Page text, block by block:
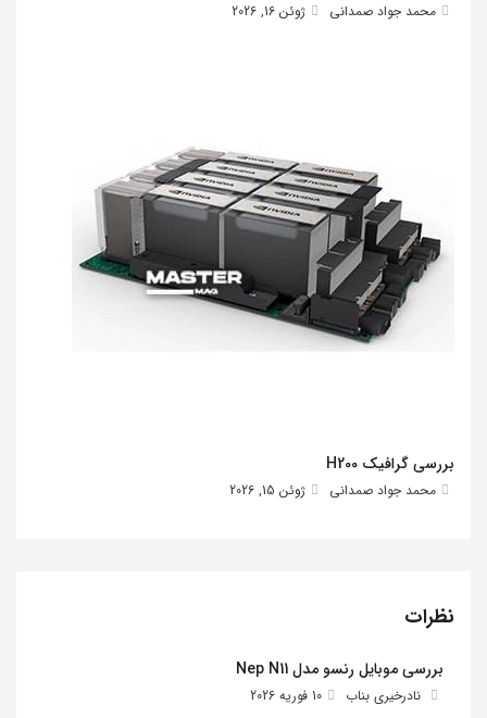
محمد جواد صمدانی ژوئن 16, 2026
بررسی گرافیک H200
محمد جواد صمدانی ژوئن 15, 2026
نظرات
بررسی موبایل رنسو مدل Nep N11
نادرخیری بناب 10 فوریه 2026